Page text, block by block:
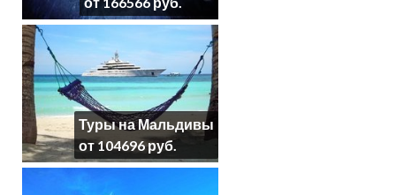
Туры на Мальдивы
от 104696 руб.